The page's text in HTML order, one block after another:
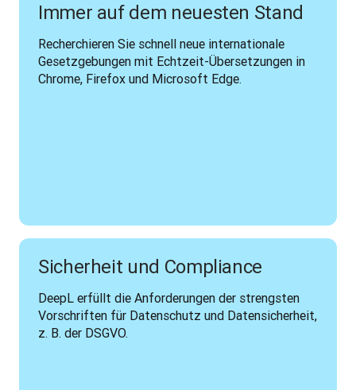
Immer auf dem neuesten Stand
Recherchieren Sie schnell neue internationale
Gesetzgebungen mit Echtzeit-Übersetzungen in
Chrome, Firefox und Microsoft Edge.
Sicherheit und Compliance
DeepL erfüllt die Anforderungen der strengsten
Vorschriften für Datenschutz und Datensicherheit,
z. B. der DSGVO.